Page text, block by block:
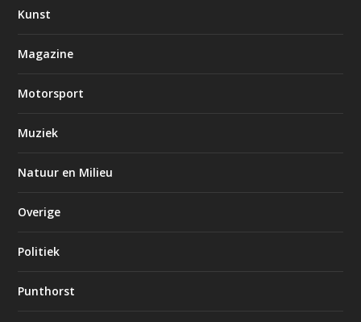
Kunst
Magazine
Motorsport
Muziek
Natuur en Milieu
Overige
Politiek
Punthorst